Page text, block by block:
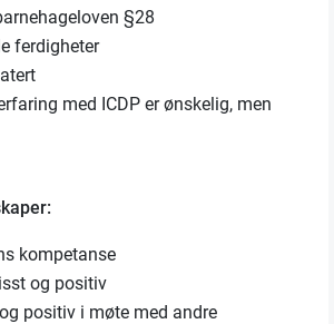
§28
ferdigheter
med ICDP er ønskelig, men
kompetanse
og positiv
positiv i møte med andre